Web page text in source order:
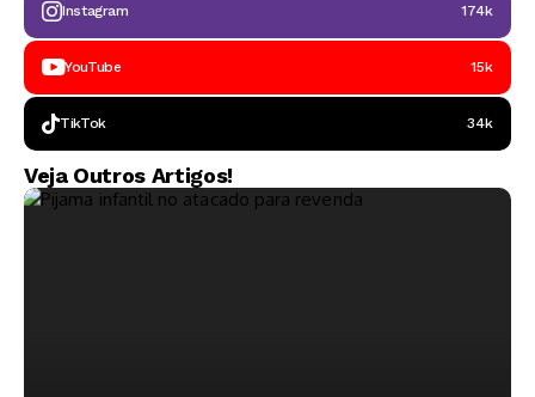
Instagram 174k
YouTube 15k
TikTok 34k
Veja Outros Artigos!